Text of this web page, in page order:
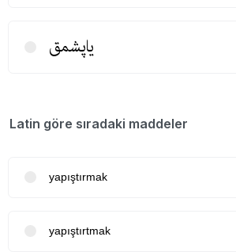
یاپشمق
Latin göre sıradaki maddeler
yapıştırmak
yapıştırtmak